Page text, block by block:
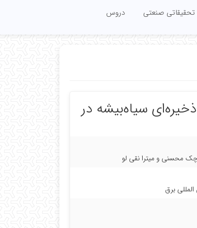
صنعتی دروس
سیاه‌بیشه در
محسنی و میترا نقی لو
برق